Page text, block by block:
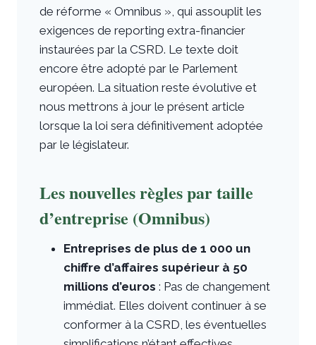
de réforme « Omnibus », qui assouplit les
exigences de reporting extra-financier
instaurées par la CSRD. Le texte doit
encore être adopté par le Parlement
européen. La situation reste évolutive et
nous mettrons à jour le présent article
lorsque la loi sera définitivement adoptée
par le législateur.
Les nouvelles règles par taille
d’entreprise (Omnibus)
Entreprises de plus de 1 000 un
chiffre d’affaires supérieur à 50
millions d’euros : Pas de changement
immédiat. Elles doivent continuer à se
conformer à la CSRD, les éventuelles